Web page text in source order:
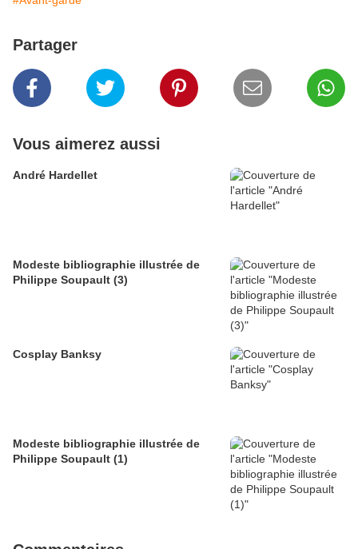
Partager
Vous aimerez aussi
André Hardellet
Modeste bibliographie illustrée de
Philippe Soupault (3)
Cosplay Banksy
Modeste bibliographie illustrée de
Philippe Soupault (1)